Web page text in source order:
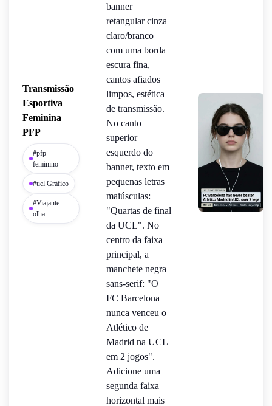
Transmissão
Esportiva
Feminina
PFP
#pfp
feminino
#ucl Gráfico
#Viajante
olha
banner
retangular cinza
claro/branco
com uma borda
escura fina,
cantos afiados
limpos, estética
de transmissão.
No canto
superior
esquerdo do
banner, texto em
pequenas letras
maiúsculas:
"Quartas de final
da UCL". No
centro da faixa
principal, a
manchete negra
sans-serif: "O
FC Barcelona
nunca venceu o
Atlético de
Madrid na UCL
em 2 jogos".
Adicione uma
segunda faixa
horizontal mais